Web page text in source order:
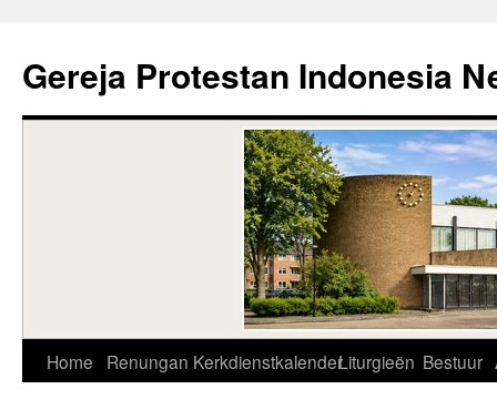
content
Gereja Protestan Indonesia
Home Renungan KerkdienstkalenderLiturgieën Bestuur